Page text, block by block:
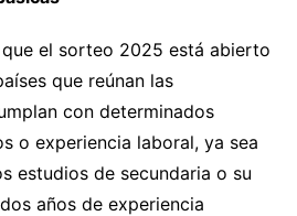
el sorteo 2025 está abierto
que reúnan las
con determinados
o experiencia laboral, ya sea
estudios de secundaria o su
años de experiencia